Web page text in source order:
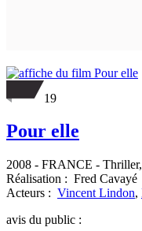
19
Pour elle
2008 - FRANCE -
Réalisation : Fred Cavayé
Acteurs : Vincent Lindon,
avis du public :